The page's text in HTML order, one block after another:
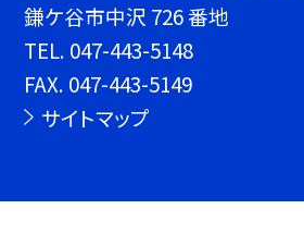
鎌ケ谷市中沢 726 番地
TEL. 047-443-5148
FAX. 047-443-5149
サイトマップ